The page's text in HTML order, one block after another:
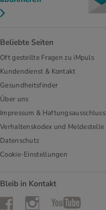
Beliebte Seiten
Oft gestellte Fragen zu iMpuls
Kundendienst & Kontakt
Gesundheitsfinder
Über uns
Impressum & Haftungsausschluss
Verhaltenskodex und Meldestelle
Datenschutz
Cookie-Einstellungen
Bleib in Kontakt
FacebookInstagramYouTube